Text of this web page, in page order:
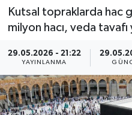
Kutsal topraklarda hac
milyon hacı, veda tavafı
29.05.2026 - 21:22
YAYINLANMA
Sağlık
Si̇yaset
Spor
Yaşam
Son Dakika Haberleri
Haber Arşivi